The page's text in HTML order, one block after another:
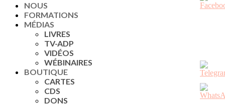
NOUS
FORMATIONS
MÉDIAS
LIVRES
TV-ADP
VIDÉOS
WÉBINAIRES
BOUTIQUE
CARTES
CDS
DONS